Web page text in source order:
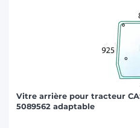
Vitre arrière pour tracteur
5089562 adaptable